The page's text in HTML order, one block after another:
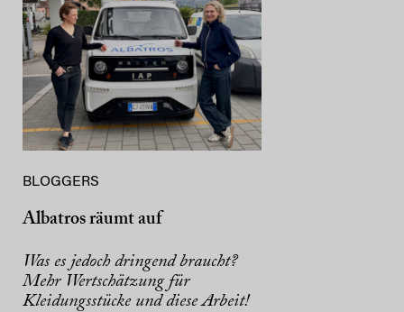
BLOGGERS
Albatros räumt auf
Was es jedoch dringend braucht?
Mehr Wertschätzung für
Kleidungsstücke und diese Arbeit!